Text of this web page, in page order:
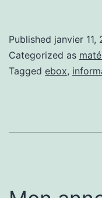
RT-
BE86U
Published janvier 11,
Categorized as
Tagged ebox,